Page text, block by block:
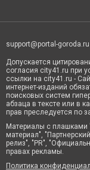
support@portal-goroda.ru
Допускается
согласия city41.ru при
ссылки на city41.ru -
интернет-изданий
поисковых систем
абзаца в тексте или в
прав преследуется по
Материалы с плашками
материал",
релиз", "PR",
правах рекламы.
Политика